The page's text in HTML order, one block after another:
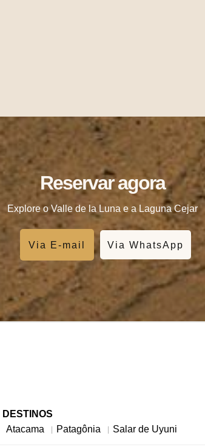
Reservar agora
Explore o Valle de la Luna e a Laguna Cejar
Via E-mail Via WhatsApp
DESTINOS
Atacama
Patagônia Salar de Uyuni